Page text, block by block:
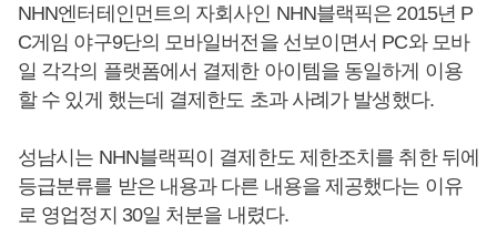
NHN엔터테인먼트의 자회사인 NHN블랙픽은 2015년 P
C게임 야구9단의 모바일버전을 선보이면서 PC와 모바
일 각각의 플랫폼에서 결제한 아이템을 동일하게 이용
할 수 있게 했는데 결제한도 초과 사례가 발생했다.
성남시는 NHN블랙픽이 결제한도 제한조치를 취한 뒤에
등급분류를 받은 내용과 다른 내용을 제공했다는 이유
로 영업정지 30일 처분을 내렸다.